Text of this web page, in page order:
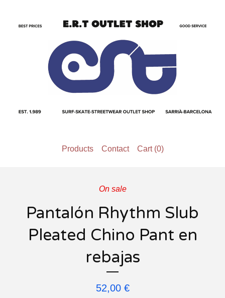
Products Contact Cart (0)
On sale
Pantalón Rhythm Slub
Pleated Chino Pant en
rebajas
52,00 €